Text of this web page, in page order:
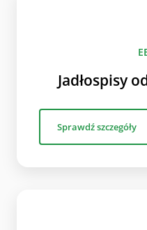
Jadłospisy
Sprawdź szczegóły